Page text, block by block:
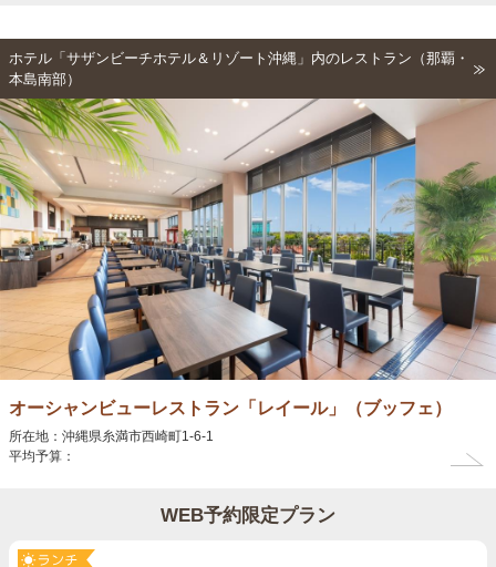
ホテル「サザンビーチホテル＆リゾート沖縄」内のレストラン（那覇・
本島南部）
オーシャンビューレストラン「レイール」（ブッフェ）
所在地：沖縄県糸満市西崎町1-6-1
平均予算：
WEB予約限定プラン